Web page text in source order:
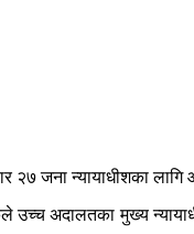
जना न्यायाधीशका
अदालतका मुख्य